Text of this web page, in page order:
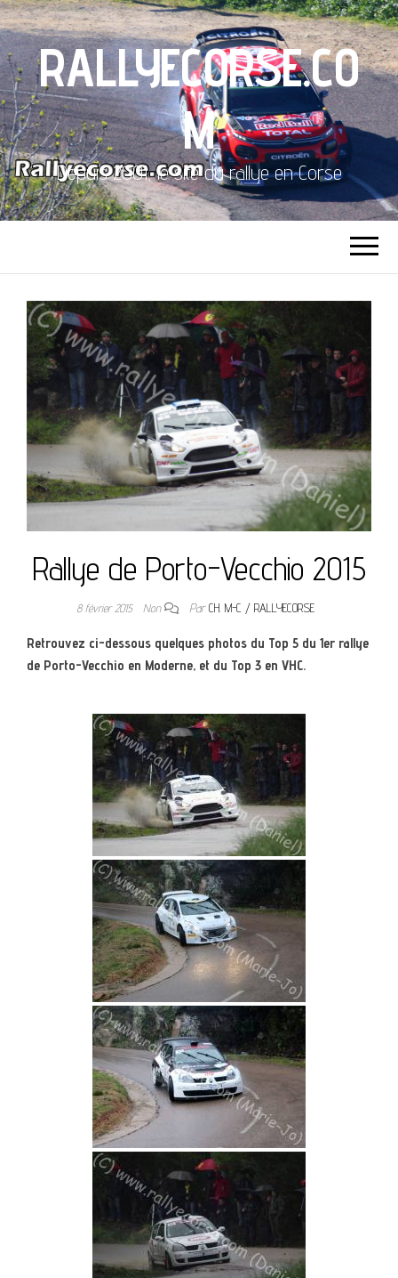
RALLYECORSE.CO
M
Depuis 2001, le site du rallye en Corse
Rallye de Porto-Vecchio 2015
8 février 2015 Non ParCH. M-C / RALLYECORSE
Retrouvez ci-dessous quelques photos du Top 5 du 1er rallye
de Porto-Vecchio en Moderne, et du Top 3 en VHC.